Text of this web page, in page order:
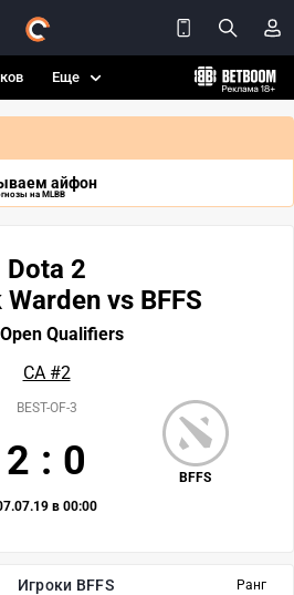
Еще
айфон
на MLBB
Ранг
Игроки BFFS
Dota 2
vs BFFS
Qualifiers
СА #2
BFFS
BEST-OF-3
2 : 0
в 00:00